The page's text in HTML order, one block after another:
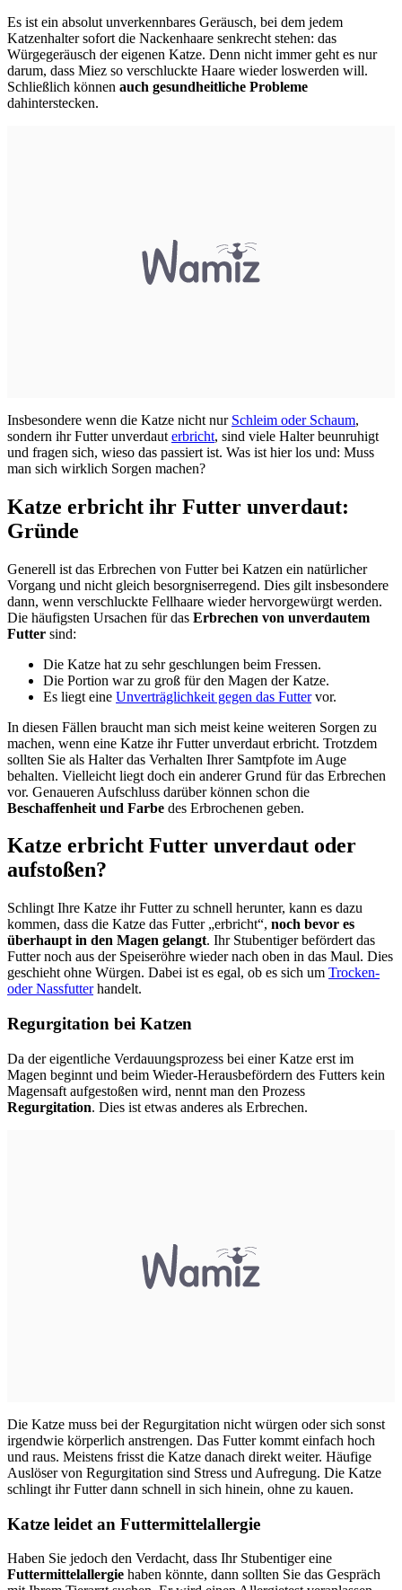
Es ist ein absolut unverkennbares Geräusch, bei dem jedem
Katzenhalter sofort die Nackenhaare senkrecht stehen: das
Würgegeräusch der eigenen Katze. Denn nicht immer geht es nur
darum, dass Miez so verschluckte Haare wieder loswerden will.
Schließlich können auch gesundheitliche Probleme
dahinterstecken.
Insbesondere wenn die Katze nicht nur Schleim oder Schaum,
sondern ihr Futter unverdaut erbricht, sind viele Halter beunruhigt
und fragen sich, wieso das passiert ist. Was ist hier los und: Muss
man sich wirklich Sorgen machen?
Katze erbricht ihr Futter unverdaut:
Gründe
Generell ist das Erbrechen von Futter bei Katzen ein natürlicher
Vorgang und nicht gleich besorgniserregend. Dies gilt insbesondere
dann, wenn verschluckte Fellhaare wieder hervorgewürgt werden.
Die häufigsten Ursachen für das Erbrechen von unverdautem
Futter sind:
Die Katze hat zu sehr geschlungen beim Fressen.
Die Portion war zu groß für den Magen der Katze.
Es liegt eine Unverträglichkeit gegen das Futtervor.
In diesen Fällen braucht man sich meist keine weiteren Sorgen zu
machen, wenn eine Katze ihr Futter unverdaut erbricht. Trotzdem
sollten Sie als Halter das Verhalten Ihrer Samtpfote im Auge
behalten. Vielleicht liegt doch ein anderer Grund für das Erbrechen
vor. Genaueren Aufschluss darüber können schon die
Beschaffenheit und Farbe des Erbrochenen geben.
Katze erbricht Futter unverdaut oder
aufstoßen?
Schlingt Ihre Katze ihr Futter zu schnell herunter, kann es dazu
kommen, dass die Katze das Futter „erbricht“, noch bevor es
überhaupt in den Magen gelangt. Ihr Stubentiger befördert das
Futter noch aus der Speiseröhre wieder nach oben in das Maul. Dies
geschieht ohne Würgen. Dabei ist es egal, ob es sich um Trocken-
oder Nassfutterhandelt.
Regurgitation bei Katzen
Da der eigentliche Verdauungsprozess bei einer Katze erst im
Magen beginnt und beim Wieder-Herausbefördern des Futters kein
Magensaft aufgestoßen wird, nennt man den Prozess
Regurgitation. Dies ist etwas anderes als Erbrechen.
Die Katze muss bei der Regurgitation nicht würgen oder sich sonst
irgendwie körperlich anstrengen. Das Futter kommt einfach hoch
und raus. Meistens frisst die Katze danach direkt weiter. Häufige
Auslöser von Regurgitation sind Stress und Aufregung. Die Katze
schlingt ihr Futter dann schnell in sich hinein, ohne zu kauen.
Katze leidet an Futtermittelallergie
Haben Sie jedoch den Verdacht, dass Ihr Stubentiger eine
Futtermittelallergie haben könnte, dann sollten Sie das Gespräch